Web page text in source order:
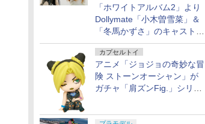
「ホワイトアルバム2」より
Dollymate「小木曽雪菜」＆
「冬馬かずさ」のキャストド
ール実物見本が東京フィギュ
アギャラリーにて展示中
カプセルトイ
アニメ「ジョジョの奇妙な冒
険 ストーンオーシャン」が
ガチャ「肩ズンFig.」シリー